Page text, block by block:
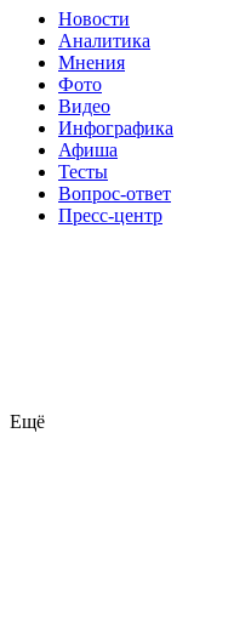
Новости
Аналитика
Мнения
Фото
Видео
Инфографика
Афиша
Тесты
Вопрос-ответ
Пресс-центр
Ещё